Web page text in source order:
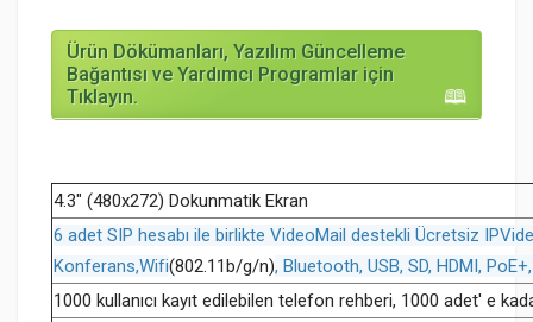
Ürün Dökümanları, Yazılım Güncelleme
Bağantısı ve Yardımcı Programlar için
Tıklayın.
4.3" (480x272) Dokunmatik Ekran
6 adet SIP hesabı ile birlikte VideoMail destekli Ücretsiz
Konferans,Wifi(802.11b/g/n), Bluetooth, USB, SD, HDMI,
1000 kullanıcı kayıt edilebilen telefon rehberi, 1000 adet' e